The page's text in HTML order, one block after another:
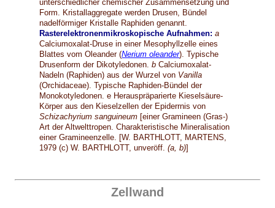
unterschiedlicher chemischer Zusammensetzung und
Form. Kristallaggregate werden Drusen, Bündel
nadelförmiger Kristalle Raphiden genannt.
Rasterelektronenmikroskopische Aufnahmen: a
Calciumoxalat-Druse in einer Mesophyllzelle eines
Blattes vom Oleander (Nerium oleander). Typische
Drusenform der Dikotyledonen.bCalciumoxalat-
Nadeln (Raphiden) aus der Wurzel von Vanilla
(Orchidaceae). Typische Raphiden-Bündel der
Monokotyledonen. e Herauspräparierte Kieselsäure-
Körper aus den Kieselzellen der Epiderrnis von
Schizachyrium sanguineum [einer Gramineen (Gras-)
Art der Altwelttropen. Charakteristische Mineralisation
einer Gramineenzelle. [W. BARTHLOTT, MARTENS,
1979 (c) W. BARTHLOTT, unveröff.(a, b)]
Zellwand